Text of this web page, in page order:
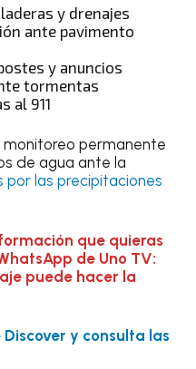
y drenajes
ante pavimento
y anuncios
tormentas
al 911
permanente
de agua ante la
las precipitaciones
que quieras
de Uno TV:
puede hacer la
y consulta las